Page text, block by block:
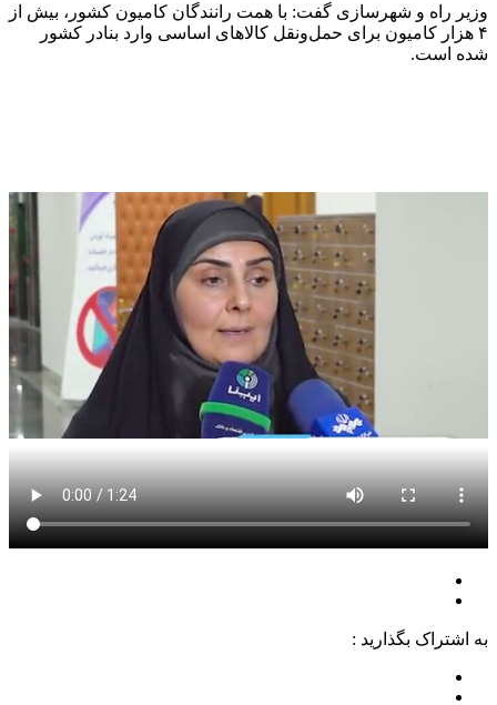
وزیر راه و شهرسازی گفت: با همت رانندگان کامیون کشور، بیش از
۴ هزار کامیون برای حمل‌ونقل کالاهای اساسی وارد بنادر کشور
شده است.
به اشتراک بگذارید :